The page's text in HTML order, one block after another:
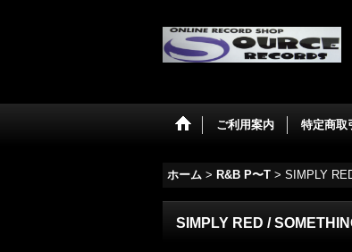
ご利用案内 特定商取
ホーム > R&B P〜T > SIMPLY
SIMPLY RED ‎/